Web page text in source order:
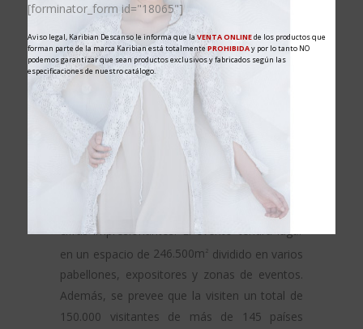
FERIA INTERNACIONAL COLOGNE DEL 13
AL 19 DE ENERO
Karibian Descanso
estará presente en la
Feria IMM Cologne 2020
, que se celebrará
del 13 al 19 de Enero en Colonia (Alemania).
En esta nueva Edición, la Feria presenta unas
cifras impresionantes. El evento tendrá lugar
en un espacio de 246.500m 2
dividido en varios
pabellones, expositores y zonas de eventos.
Además, se prevee que la visiten un total de
150.000 visitantes de más de 145 países
[forminator_form id="18065"]
Aviso legal, Karibian Descanso le informa que laVENTA ONLINEde los productos que
forman parte de la marca Karibian está totalmentePROHIBIDAy por lo tanto NO
podemos garantizar que sean productos exclusivos y fabricados según las
especificaciones de nuestro catálogo.